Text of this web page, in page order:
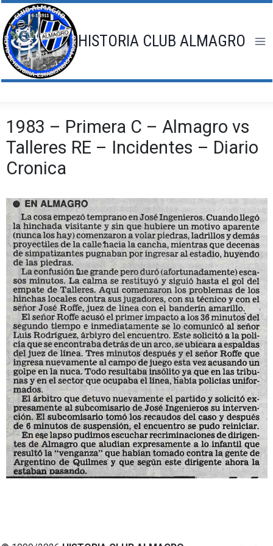
Saltar
al
contenido
HISTORIA CLUB ALMAGRO
1983 – Primera C – Almagro vs
Talleres RE – Incidentes – Diario
Cronica